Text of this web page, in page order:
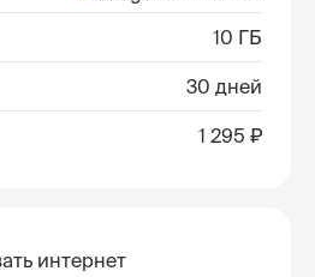
10 ГБ
30 дней
1 295 ₽
интернет